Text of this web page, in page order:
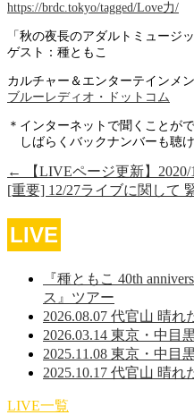
https://brdc.tokyo/tagged/Love力/
「秋の夜長のアダルトミュージ
ゲスト：種ともこ
カルチャー＆エンターテインメ
ブルーレディオ・ドットコム
＊インターネットで聞くことがで
しばらくバックナンバーも聴け
←
【LIVEページ更新】2020/
[重要] 12/27ライブに関して
LIVE
『種ともこ 40th
ス』ツアー
2026.08.07 代官山 晴れ
2026.03.14 東京・中目
2025.11.08 東京・中目
2025.10.17 代官山 晴れ
LIVE一覧